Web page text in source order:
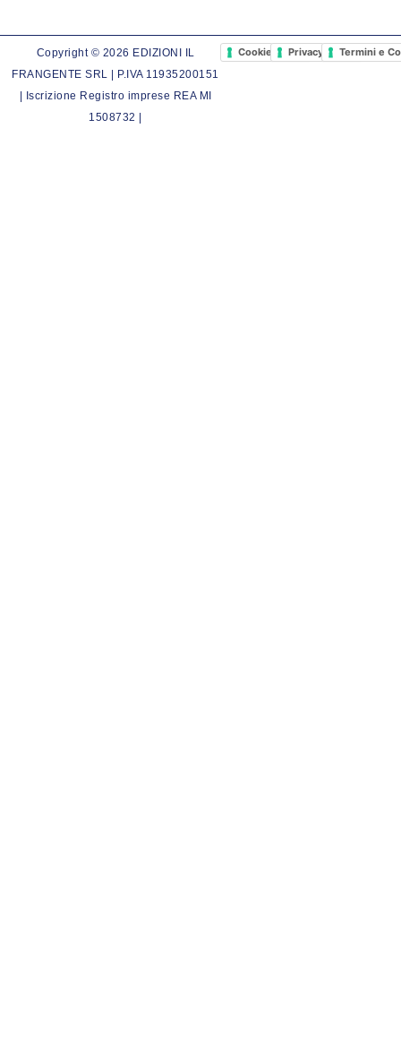
Copyright © 2026 EDIZIONI IL
FRANGENTE SRL | P.IVA 11935200151
| Iscrizione Registro imprese REA MI
1508732 |
Cookie PolicyPrivacy PolicyTermini e